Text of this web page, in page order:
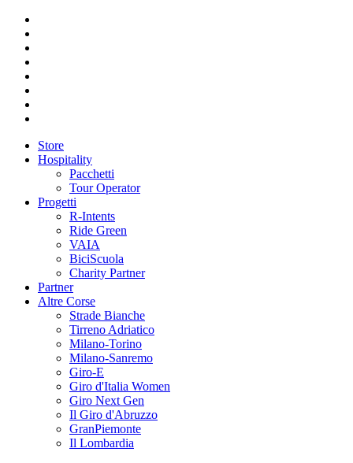
Store
Hospitality
Pacchetti
Tour Operator
Progetti
R-Intents
Ride Green
VAIA
BiciScuola
Charity Partner
Partner
Altre Corse
Strade Bianche
Tirreno Adriatico
Milano-Torino
Milano-Sanremo
Giro-E
Giro d'Italia Women
Giro Next Gen
Il Giro d'Abruzzo
GranPiemonte
Il Lombardia